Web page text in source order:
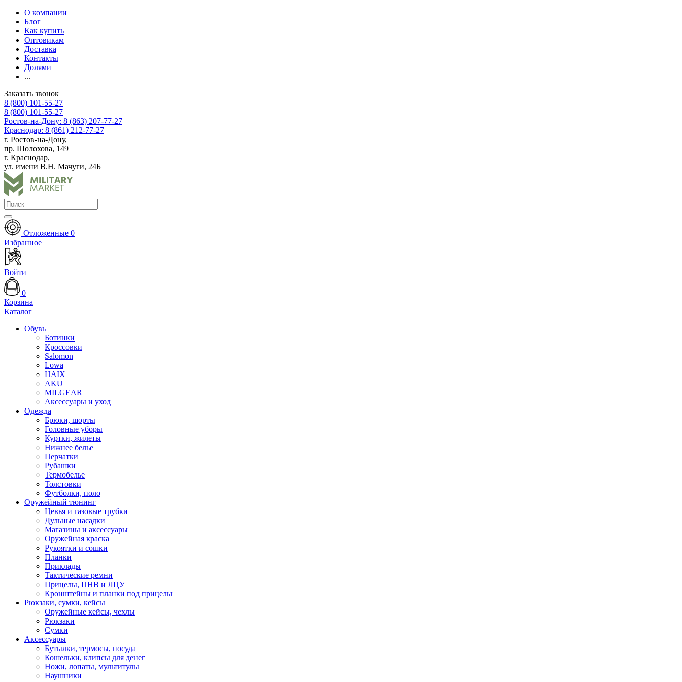
О компании
Блог
Как купить
Оптовикам
Доставка
Контакты
Долями
...
Заказать звонок
8 (800) 101-55-27
8 (800) 101-55-27
Ростов-на-Дону: 8 (863) 207-77-27
Краснодар: 8 (861) 212-77-27
г. Ростов-на-Дону,
пр. Шолохова, 149
г. Краснодар,
ул. имени В.Н. Мачуги, 24Б
Отложенные 0
Избранное
Войти
0
Корзина
Каталог
Обувь
Ботинки
Кроссовки
Salomon
Lowa
HAIX
AKU
MILGEAR
Аксессуары и уход
Одежда
Брюки, шорты
Головные уборы
Куртки, жилеты
Нижнее белье
Перчатки
Рубашки
Термобелье
Толстовки
Футболки, поло
Оружейный тюнинг
Цевья и газовые трубки
Дульные насадки
Магазины и аксессуары
Оружейная краска
Рукоятки и сошки
Планки
Приклады
Тактические ремни
Прицелы, ПНВ и ЛЦУ
Кронштейны и планки под прицелы
Рюкзаки, сумки, кейсы
Оружейные кейсы, чехлы
Рюкзаки
Сумки
Аксессуары
Бутылки, термосы, посуда
Кошельки, клипсы для денег
Ножи, лопаты, мультитулы
Наушники